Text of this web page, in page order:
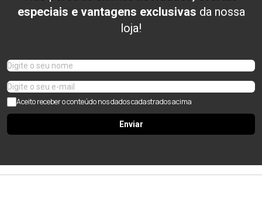
especiais e vantagens exclusivas da nossa
loja!
Aceito receber o conteúdo nos dados cadastrados acima
Enviar